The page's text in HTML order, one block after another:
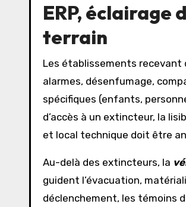
ERP,
terrain
Les établissements recevant
alarmes, désenfumage,
spécifiques (enfants,
d’accès à un extincteur, la
et local technique doit être
Au-delà des extincteurs, la
guident l’évacuation,
déclenchement, les témoins